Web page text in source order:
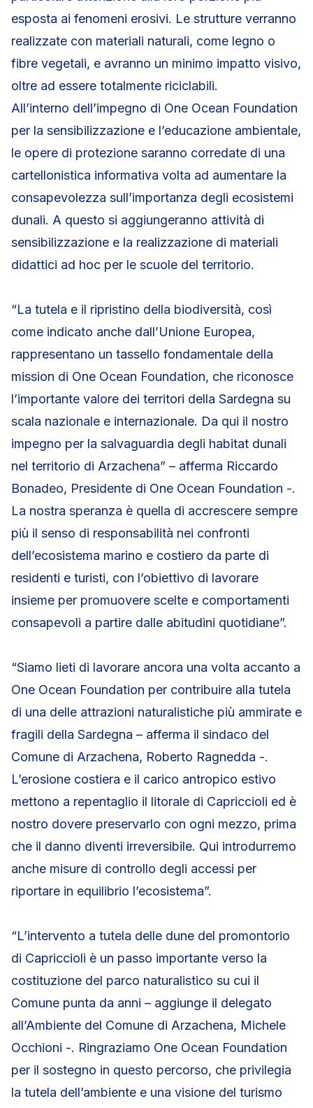
esposta ai fenomeni erosivi. Le strutture verranno
realizzate con materiali naturali, come legno o
fibre vegetali, e avranno un minimo impatto visivo,
oltre ad essere totalmente riciclabili.
All’interno dell’impegno di One Ocean Foundation
per la sensibilizzazione e l’educazione ambientale,
le opere di protezione saranno corredate di una
cartellonistica informativa volta ad aumentare la
consapevolezza sull’importanza degli ecosistemi
dunali. A questo si aggiungeranno attività di
sensibilizzazione e la realizzazione di materiali
didattici ad hoc per le scuole del territorio.
“La tutela e il ripristino della biodiversità, così
come indicato anche dall’Unione Europea,
rappresentano un tassello fondamentale della
mission di One Ocean Foundation, che riconosce
l’importante valore dei territori della Sardegna su
scala nazionale e internazionale. Da qui il nostro
impegno per la salvaguardia degli habitat dunali
nel territorio di Arzachena” – afferma Riccardo
Bonadeo, Presidente di One Ocean Foundation -.
La nostra speranza è quella di accrescere sempre
più il senso di responsabilità nei confronti
dell’ecosistema marino e costiero da parte di
residenti e turisti, con l’obiettivo di lavorare
insieme per promuovere scelte e comportamenti
consapevoli a partire dalle abitudini quotidiane”.
“Siamo lieti di lavorare ancora una volta accanto a
One Ocean Foundation per contribuire alla tutela
di una delle attrazioni naturalistiche più ammirate e
fragili della Sardegna – afferma il sindaco del
Comune di Arzachena, Roberto Ragnedda -.
L’erosione costiera e il carico antropico estivo
mettono a repentaglio il litorale di Capriccioli ed è
nostro dovere preservarlo con ogni mezzo, prima
che il danno diventi irreversibile. Qui introdurremo
anche misure di controllo degli accessi per
riportare in equilibrio l’ecosistema”.
“L’intervento a tutela delle dune del promontorio
di Capriccioli è un passo importante verso la
costituzione del parco naturalistico su cui il
Comune punta da anni – aggiunge il delegato
all’Ambiente del Comune di Arzachena, Michele
Occhioni -. Ringraziamo One Ocean Foundation
per il sostegno in questo percorso, che privilegia
la tutela dell’ambiente e una visione del turismo